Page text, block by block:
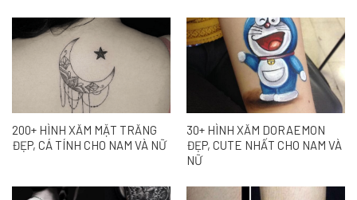
200+ HÌNH XĂM MẶT TRĂNG
ĐẸP, CÁ TÍNH CHO NAM VÀ NỮ
30+ HÌNH XĂM DORAEMON
ĐẸP, CUTE NHẤT CHO NAM VÀ
NỮ